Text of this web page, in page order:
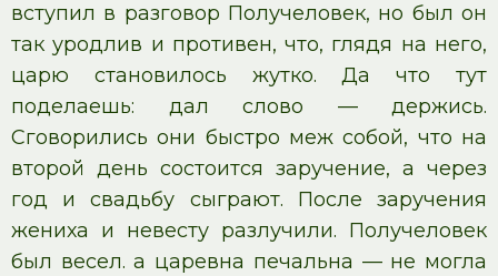
вступил в разговор Получеловек, но был он
так уродлив и противен, что, глядя на него,
царю становилось жутко. Да что тут
поделаешь: дал слово — держись.
Сговорились они быстро меж собой, что на
второй день состоится заручение, а через
год и свадьбу сыграют. После заручения
жениха и невесту разлучили. Получеловек
был весел. а царевна печальна — не могла